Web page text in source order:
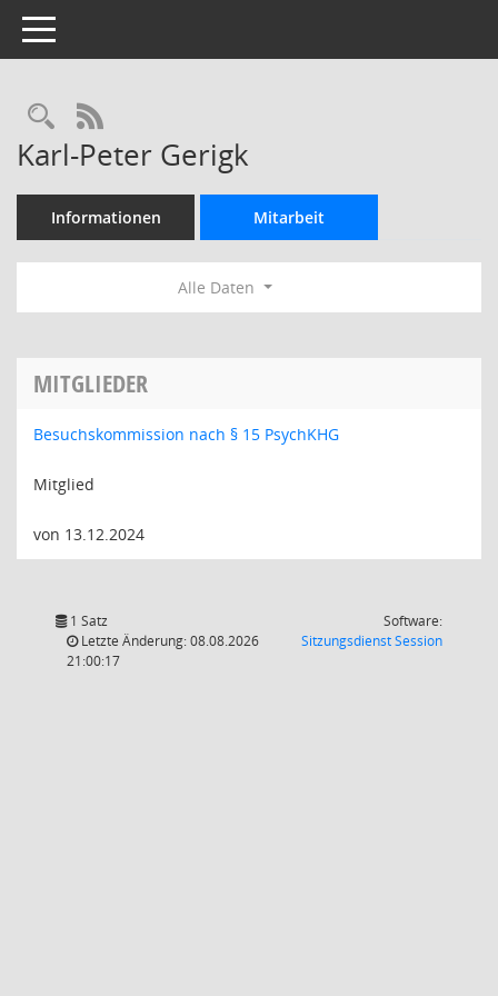
Toggle navigation
Rechercheauswahl
RSS-Feed
Karl-Peter Gerigk
Informationen Mitarbeit
Alle Daten
MITGLIEDER
Besuchskommission nach § 15 PsychKHG
Mitglied
von 13.12.2024
1 Satz
Letzte Änderung: 08.08.2026
21:00:17
Software:
SitzungsdienstSession(Wird in